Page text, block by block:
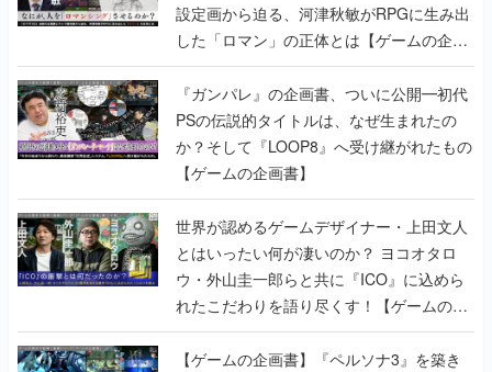
設定画から迫る、河津秋敏がRPGに生み出
した「ロマン」の正体とは【ゲームの企画
書】
『ガンパレ』の企画書、ついに公開━初代
PSの伝説的タイトルは、なぜ生まれたの
か？そして『LOOP8』へ受け継がれたもの
【ゲームの企画書】
世界が認めるゲームデザイナー・上田文人
とはいったい何が凄いのか？ ヨコオタロ
ウ・外山圭一郎らと共に『ICO』に込めら
れたこだわりを語り尽くす！【ゲームの企
画書】
【ゲームの企画書】『ペルソナ3』を築き